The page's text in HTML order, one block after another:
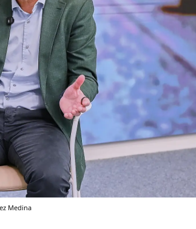
Medina